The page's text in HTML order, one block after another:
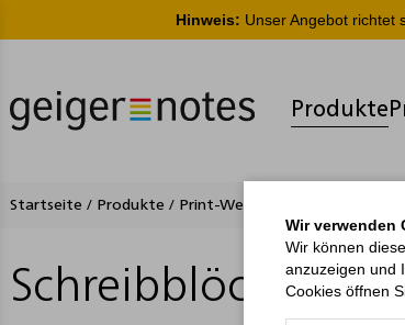
Hinweis: Unser Angebot richtet
Produkte
Startseite / Produkte / Print-Werbemittel
Schreibblöcke
Wir verwenden
Wir können
anzuzeigen und
Cookies öffnen